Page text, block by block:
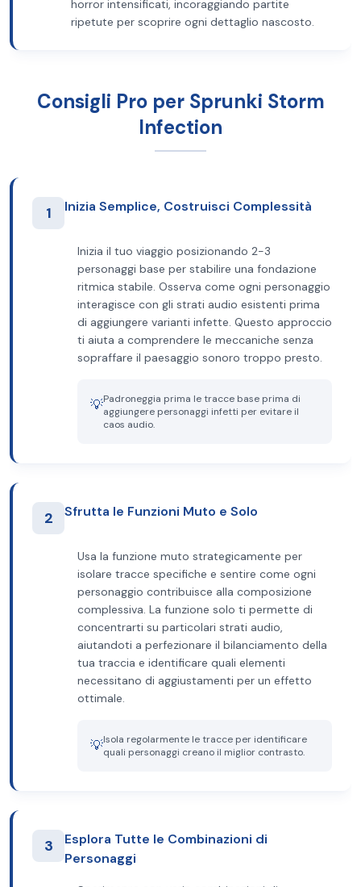
horror intensificati, incoraggiando partite
ripetute per scoprire ogni dettaglio nascosto.
Consigli Pro per Sprunki Storm
Infection
1 Inizia Semplice, Costruisci Complessità
Inizia il tuo viaggio posizionando 2-3
personaggi base per stabilire una fondazione
ritmica stabile. Osserva come ogni personaggio
interagisce con gli strati audio esistenti prima
di aggiungere varianti infette. Questo approccio
ti aiuta a comprendere le meccaniche senza
sopraffare il paesaggio sonoro troppo presto.
💡Padroneggia prima le tracce base prima di
aggiungere personaggi infetti per evitare il
caos audio.
2 Sfrutta le Funzioni Muto e Solo
Usa la funzione muto strategicamente per
isolare tracce specifiche e sentire come ogni
personaggio contribuisce alla composizione
complessiva. La funzione solo ti permette di
concentrarti su particolari strati audio,
aiutandoti a perfezionare il bilanciamento della
tua traccia e identificare quali elementi
necessitano di aggiustamenti per un effetto
ottimale.
💡Isola regolarmente le tracce per identificare
quali personaggi creano il miglior contrasto.
3
Esplora Tutte le Combinazioni di
Personaggi